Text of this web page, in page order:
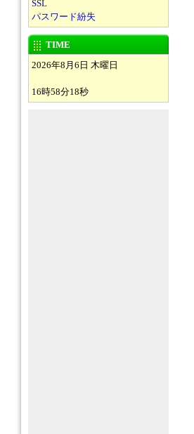
SSL
パスワード紛失
TIME
2026年8月6日 木曜日
16時58分18秒